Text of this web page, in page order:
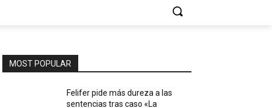
MOST POPULAR
Felifer pide más dureza a las
sentencias tras caso «La